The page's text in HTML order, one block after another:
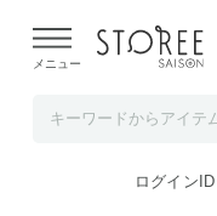
よる配送遅延が発生し
メニュー
ご指定のアイテムは取
トップへ戻る
ログイン